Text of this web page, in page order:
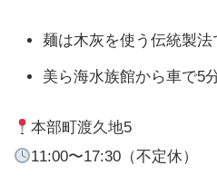
麺は木灰を使う伝統製法
美ら海水族館から車で5
本部町渡久地5
11:00〜17:30（不定休）